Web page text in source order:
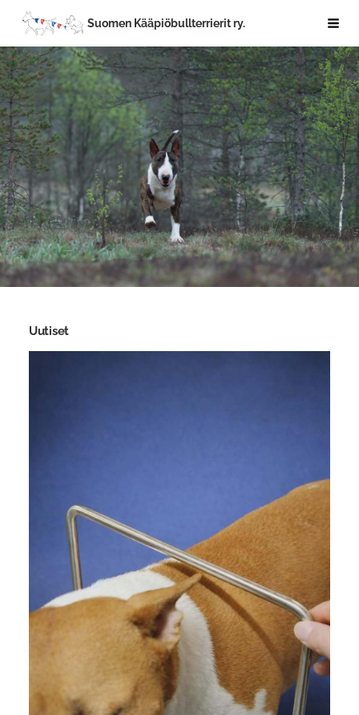
Siirry
sivun
sisältöön
Suomen Kääpiöbullterrierit ry.
Uutiset